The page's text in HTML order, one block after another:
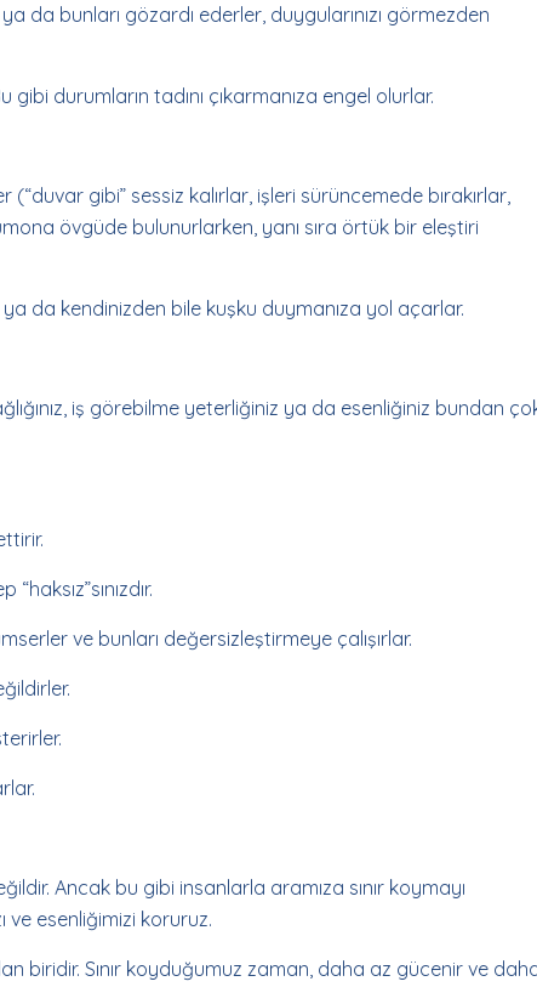
da bunları gözardı ederler, duygularınızı görmezden
durumların tadını çıkarmanıza engel olurlar.
gibi” sessiz kalırlar, işleri sürüncemede bırakırlar,
övgüde bulunurlarken, yanı sıra örtük bir eleştiri
da kendinizden bile kuşku duymanıza yol açarlar.
iş görebilme yeterliğiniz ya da esenliğiniz bundan
ve bunları değersizleştirmeye çalışırlar.
Ancak bu gibi insanlarla aramıza sınır koymayı
ve esenliğimizi koruruz.
biridir. Sınır koyduğumuz zaman, daha az gücenir ve